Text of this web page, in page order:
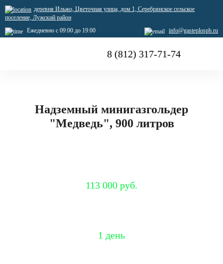
деревня Ильжо, Цветочная улица, дом 1, Серебрянское сельское
поселение, Лужский район
Ежедневно с 09:00 до 19:00
info@gasteplospb.ru
8 (812) 317-71-74
Надземный минигазгольдер
"Медведь", 900 литров
113 000 руб.
1 день